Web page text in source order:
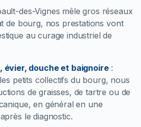
des-Vignes mêle gros réseaux
de bourg, nos prestations vont
au curage industriel de
évier, douche et baignoire:
petits collectifs du bourg, nous
de graisses, de tartre ou de
en général en une
le diagnostic.